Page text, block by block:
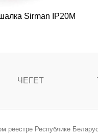
Sirman IP20M
ЧЕГЕТ
реестре Республике